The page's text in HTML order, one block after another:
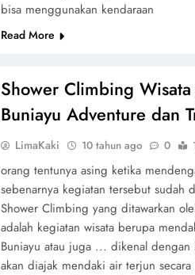
bisa menggunakan kendaraan
Read More
Shower Climbing
Buniayu Adventure dan
LimaKaki 10 tahun ago 0
orang tentunya asing ketika
sebenarnya kegiatan tersebut sudah
Shower Climbing yang ditawarkan
adalah kegiatan wisata berupa
Buniayu atau juga ... dikenal
akan diajak mendaki air terjun